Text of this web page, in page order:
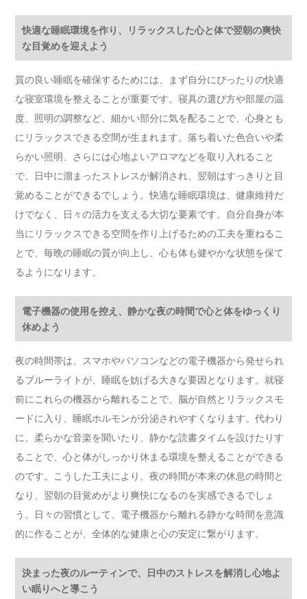
快適な睡眠環境を作り、リラックスした心と体で翌朝の爽快
な目覚めを迎えよう
質の良い睡眠を確保するためには、まず自分にぴったりの快適
な寝室環境を整えることが重要です。寝具の選び方や部屋の温
度、照明の調整など、細かい部分に気を配ることで、心身とも
にリラックスできる空間が生まれます。落ち着いた色合いや柔
らかい照明、さらには心地よいアロマなどを取り入れること
で、日中に溜まったストレスが解消され、翌朝はすっきりと目
覚めることができるでしょう。快適な睡眠環境は、健康維持だ
けでなく、日々の活力を支える大切な要素です。自分自身が本
当にリラックスできる空間を作り上げるための工夫を重ねるこ
とで、毎晩の睡眠の質が向上し、心も体も健やかな状態を保て
るようになります。
電子機器の使用を控え、静かな夜の時間で心と体をゆっくり
休めよう
夜の時間帯は、スマホやパソコンなどの電子機器から発せられ
るブルーライトが、睡眠を妨げる大きな要因となります。就寝
前にこれらの機器から離れることで、脳が自然とリラックスモ
ードに入り、睡眠ホルモンが分泌されやすくなります。代わり
に、柔らかな音楽を聞いたり、静かな読書タイムを設けたりす
ることで、心と体がしっかり休まる環境を整えることができる
のです。こうした工夫により、夜の時間が本来の休息の時間と
なり、翌朝の目覚めがより爽快になるのを実感できるでしょ
う。日々の習慣として、電子機器から離れる静かな時間を意識
的に作ることが、全体的な健康と心の安定に繋がります。
決まった夜のルーティンで、日中のストレスを解消し心地よ
い眠りへと導こう